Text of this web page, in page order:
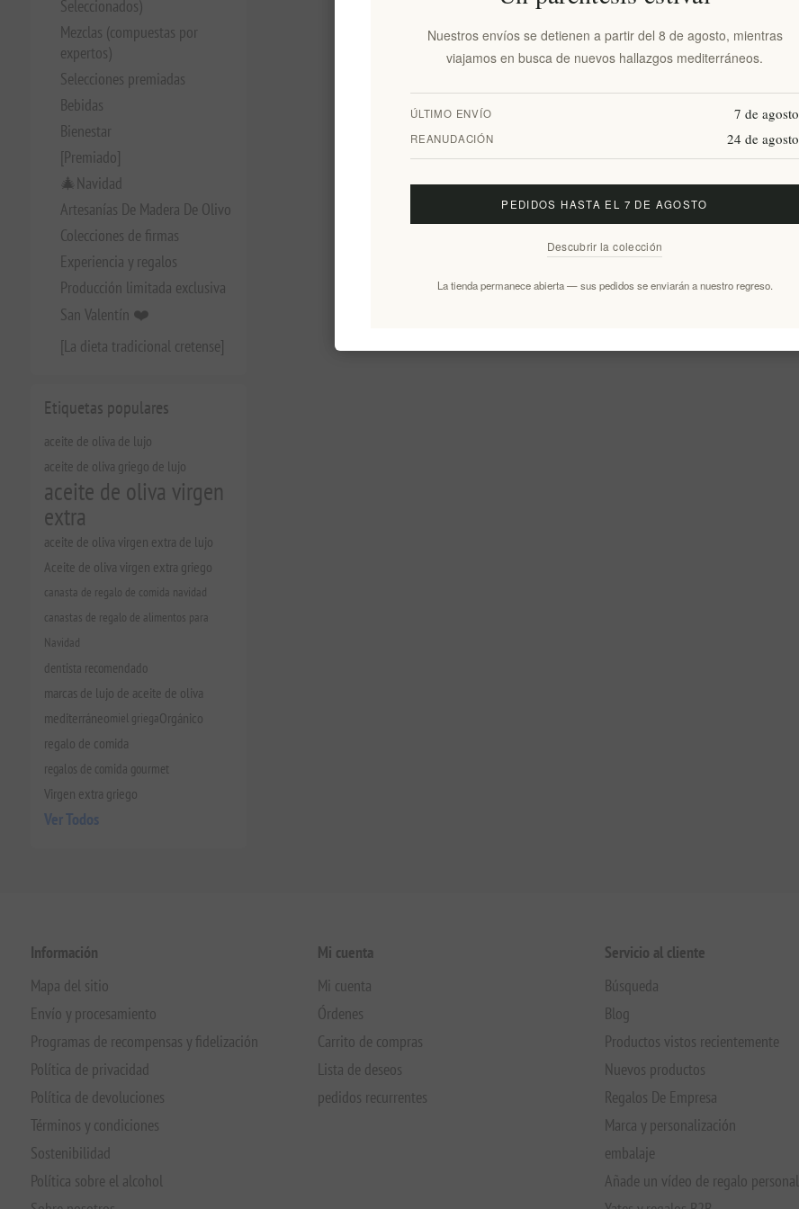
Seleccionados)
Mezclas (compuestas por
expertos)
Selecciones premiadas
Bebidas
Bienestar
[Premiado]
🎄Navidad
Artesanías De Madera De Olivo
Colecciones de firmas
Experiencia y regalos
Producción limitada exclusiva
San Valentín ❤️
[La dieta tradicional cretense]
Etiquetas populares
aceite de oliva de lujo
aceite de oliva griego de lujo
aceite de oliva virgen
extra
aceite de oliva virgen extra de lujo
Aceite de oliva virgen extra griego
canasta de regalo de comida navidad
canastas de regalo de alimentos para
Navidad
dentista recomendado
marcas de lujo de aceite de oliva
mediterráneomiel griegaOrgánico
regalo de comida
regalos de comida gourmet
Virgen extra griego
Ver Todos
Información
Mapa del sitio
Envío y procesamiento
Programas de recompensas y fidelización
Política de privacidad
Política de devoluciones
Términos y condiciones
Sostenibilidad
Política sobre el alcohol
Mi cuenta
Mi cuenta
Órdenes
Carrito de compras
Lista de deseos
pedidos recurrentes
Servicio al cliente
Búsqueda
Blog
Productos vistos recientemente
Nuevos productos
Regalos De Empresa
Marca y personalización
embalaje
Añade un vídeo de regalo
Nuestros envíos se detienen a partir del 8 de agosto, mientras
viajamos en busca de nuevos hallazgos mediterráneos.
ÚLTIMO ENVÍO 7 de agosto
REANUDACIÓN 24 de agosto
PEDIDOS HASTA EL 7 DE AGOSTO
Descubrir la colección
La tienda permanece abierta — sus pedidos se enviarán a nuestro regreso.